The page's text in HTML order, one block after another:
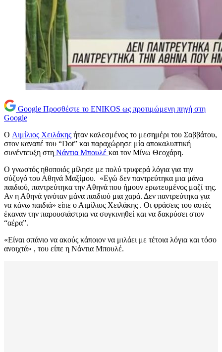
Google Προσθέστε το ENIKOS ως προτιμώμενη πηγή στη
Google
O Αιμίλιος Χειλάκης ήταν καλεσμένος το μεσημέρι του Σαββάτου,
στον καναπέ του “Dot” και παραχώρησε μία αποκαλυπτική
συνέντευξη στη Νάντια Μπουλέ και τον Μίνω Θεοχάρη.
Ο γνωστός ηθοποιός μίλησε με πολύ τρυφερά λόγια για την
σύζυγό του Αθηνά Μαξίμου. «Εγώ δεν παντρεύτηκα μια μάνα
παιδιού, παντρεύτηκα την Αθηνά που ήμουν ερωτευμένος μαζί της.
Αν η Αθηνά γινόταν μάνα παιδιού μια χαρά. Δεν παντρεύτηκα για
να κάνω παιδιά» είπε ο Αιμίλιος Χειλάκης . Οι φράσεις του αυτές
έκαναν την παρουσιάστρια να συγκινηθεί και να δακρύσει στον
“αέρα”.
«Είναι σπάνιο να ακούς κάποιον να μιλάει με τέτοια λόγια και τόσο
ανοιχτά» , του είπε η Νάντια Μπουλέ.